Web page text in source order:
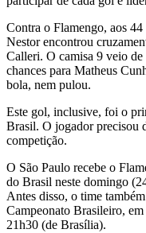
Contra o Flamengo, aos
Nestor encontrou
Calleri. O camisa 9 veio
chances para Matheus
bola, nem pulou.
Este gol, inclusive, foi o
Brasil. O jogador precisou
competição.
O São Paulo recebe o
do Brasil neste domingo
Antes disso, o time
Campeonato Brasileiro,
21h30 (de Brasília).